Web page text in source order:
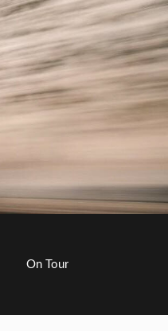
On Tour